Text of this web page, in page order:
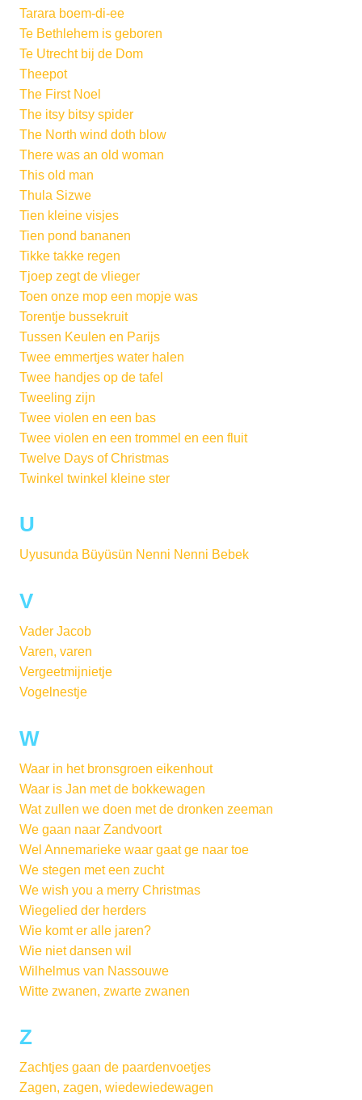
Tarara boem-di-ee
Te Bethlehem is geboren
Te Utrecht bij de Dom
Theepot
The First Noel
The itsy bitsy spider
The North wind doth blow
There was an old woman
This old man
Thula Sizwe
Tien kleine visjes
Tien pond bananen
Tikke takke regen
Tjoep zegt de vlieger
Toen onze mop een mopje was
Torentje bussekruit
Tussen Keulen en Parijs
Twee emmertjes water halen
Twee handjes op de tafel
Tweeling zijn
Twee violen en een bas
Twee violen en een trommel en een fluit
Twelve Days of Christmas
Twinkel twinkel kleine ster
U
Uyusunda Büyüsün Nenni Nenni Bebek
V
Vader Jacob
Varen, varen
Vergeetmijnietje
Vogelnestje
W
Waar in het bronsgroen eikenhout
Waar is Jan met de bokkewagen
Wat zullen we doen met de dronken zeeman
We gaan naar Zandvoort
Wel Annemarieke waar gaat ge naar toe
We stegen met een zucht
We wish you a merry Christmas
Wiegelied der herders
Wie komt er alle jaren?
Wie niet dansen wil
Wilhelmus van Nassouwe
Witte zwanen, zwarte zwanen
Z
Zachtjes gaan de paardenvoetjes
Zagen, zagen, wiedewiedewagen